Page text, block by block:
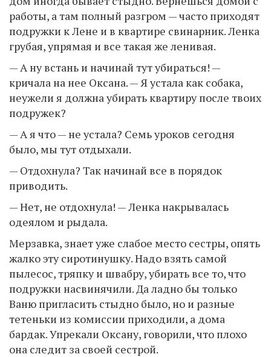
работы, а там полный разгром — часто приходят
подружки к Лене и в квартире свинарник. Ленка
грубая, упрямая и все такая же ленивая.
— А ну встань и начинай тут убираться! —
кричала на нее Оксана. — Я устала как собака,
неужели я должна убирать квартиру после твоих
подружек?
— А я что — не устала? Семь уроков сегодня
было, мы тут отдыхали.
— Отдохнула? Так начинай все в порядок
приводить.
— Нет, не отдохнула! — Ленка накрывалась
одеялом и рыдала.
Мерзавка, знает уже слабое место сестры, опять
жалко эту сиротинушку. Надо взять самой
пылесос, тряпку и швабру, убирать все то, что
подружки насвинячили. Да ладно бы только
Ваню пригласить стыдно было, но и разные
тетеньки из комиссии приходили, а дома
бардак. Упрекали Оксану, говорили, что плохо
она следит за своей сестрой.